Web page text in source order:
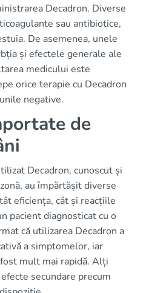
Decadron. Diverse
sau antibiotice,
De asemenea, unele
și efectele generale ale
medicului este
orice terapie cu Decadron
negative.
de
Decadron, cunoscut și
au împărtășit diverse
eficiența, cât și reacțiile
pacient diagnosticat cu o
că utilizarea Decadron a
a simptomelor, iar
mult mai rapidă. Alți
secundare precum